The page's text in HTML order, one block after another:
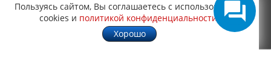
Принимаем к оплате
Пользуясь сайтом, Вы соглашаетесь с использованием
cookies и политикой конфиденциальности
Хорошо